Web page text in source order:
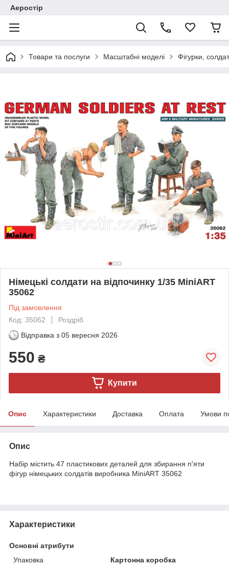
Аеростір
Товари та послуги Масштабні моделі Фігурки,
Німецькі солдати на відпочинку 1/35 MiniART
35062
Під замовлення
Код: 35062
Роздріб
Відправка з 05 вересня 2026
550 ₴
Купити
Опис Характеристики Доставка Оплата Умови
Опис
Набір містить 47 пластикових деталей для збирання п'яти
фігур німецьких солдатів виробника MiniART 35062
Характеристики
Основні атрибути
Упаковка
Картонна коробка